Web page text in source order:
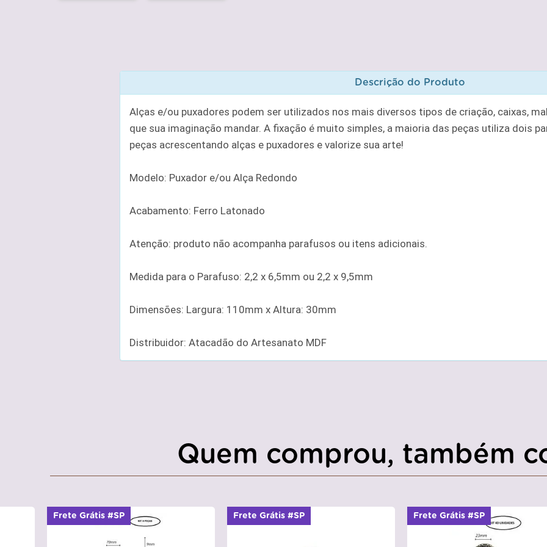
Descrição do Produto
Alças e/ou puxadores podem ser utilizados nos mais diversos tipos de criação, caixas,
que sua imaginação mandar. A fixação é muito simples, a maioria das peças utiliza dois
peças acrescentando alças e puxadores e valorize sua arte!
Modelo: Puxador e/ou Alça Redondo
Acabamento: Ferro Latonado
Atenção: produto não acompanha parafusos ou itens adicionais.
Medida para o Parafuso: 2,2 x 6,5mm ou 2,2 x 9,5mm
Dimensões: Largura: 110mm x Altura: 30mm
Distribuidor: Atacadão do Artesanato MDF
Quem comprou, também
Frete Grátis #SP Frete Grátis #SP Frete Grátis #SP